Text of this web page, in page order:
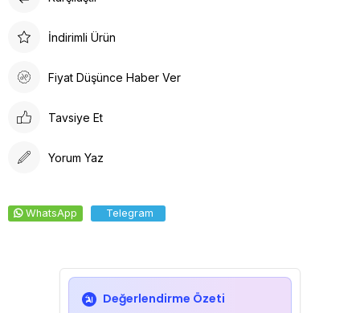
İndirimli Ürün
Fiyat Düşünce Haber Ver
Tavsiye Et
Yorum Yaz
WhatsApp Telegram
Değerlendirme Özeti